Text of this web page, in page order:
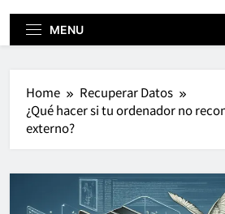
MENU
Home
Recuperar Datos
¿Qué hacer si tu ordenador no
externo?